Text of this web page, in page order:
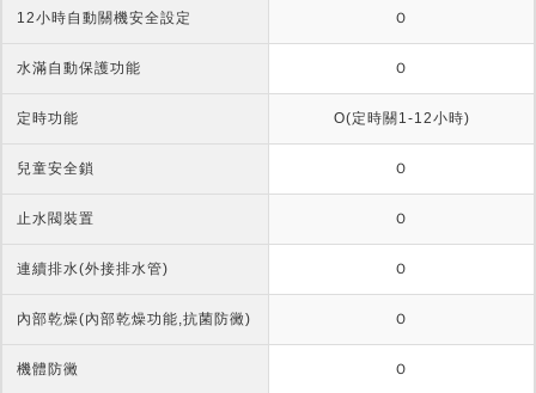
12小時自動關機安全設定 Ｏ
水滿自動保護功能 Ｏ
定時功能 O(定時關1-12小時)
兒童安全鎖 Ｏ
止水閥裝置 Ｏ
連續排水(外接排水管) Ｏ
內部乾燥(內部乾燥功能,抗菌防黴) Ｏ
機體防黴 Ｏ